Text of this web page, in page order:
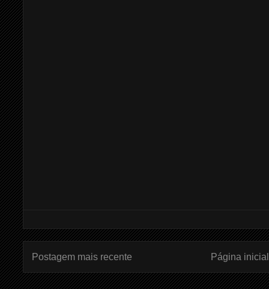
Postagem mais recente Página inicial